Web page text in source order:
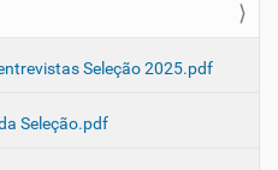
Seleção 2025.pdf
Seleção.pdf